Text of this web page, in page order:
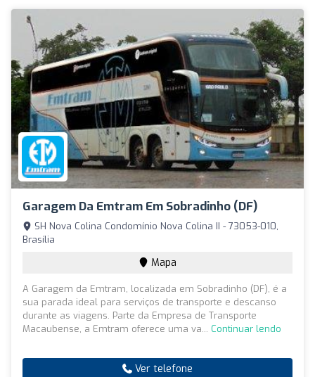
Garagem Da Emtram Em Sobradinho (DF)
SH Nova Colina Condomínio Nova Colina II - 73053-010,
Brasília
Mapa
A Garagem da Emtram, localizada em Sobradinho (DF), é a
sua parada ideal para serviços de transporte e descanso
durante as viagens. Parte da Empresa de Transporte
Macaubense, a Emtram oferece uma va... Continuar lendo
Ver telefone